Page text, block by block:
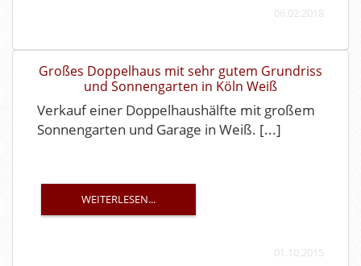
06.02.2018
Großes Doppelhaus mit sehr gutem Grundriss
und Sonnengarten in Köln Weiß
Verkauf einer Doppelhaushälfte mit großem
Sonnengarten und Garage in Weiß. [...]
WEITERLESEN...
01.10.2015